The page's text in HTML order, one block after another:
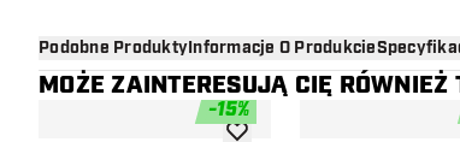
Podobne ProduktyInformacje O Produkcie
MOŻE ZAINTERESUJĄ CIĘ RÓWNIEŻ
-15%